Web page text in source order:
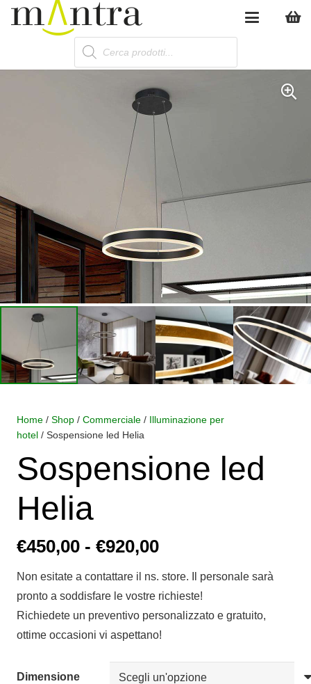
Products
search
Home / Shop / Commerciale / Illuminazione per
hotel / Sospensione led Helia
Sospensione led
Helia
€450,00 - €920,00Fascia
prezzo:
da
€450,00
a
€920,00
Non esitate a contattare il ns. store. Il personale sarà
pronto a soddisfare le vostre richieste!
Richiedete un preventivo personalizzato e gratuito,
ottime occasioni vi aspettano!
Dimensione